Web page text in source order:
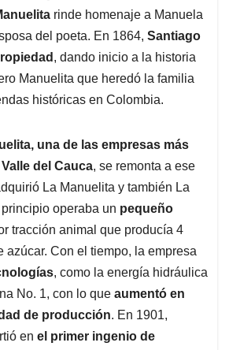
rinde homenaje a Manuela
del poeta. En 1864, Santiago
, dando inicio a la historia
Manuelita que heredó la familia
históricas en Colombia.
una de las empresas más
del Cauca, se remonta a ese
La Manuelita y también La
operaba un pequeño
tracción animal que producía 4
azúcar. Con el tiempo, la empresa
, como la energía hidráulica
No. 1, con lo que aumentó en
de producción. En 1901,
en el primer ingenio de